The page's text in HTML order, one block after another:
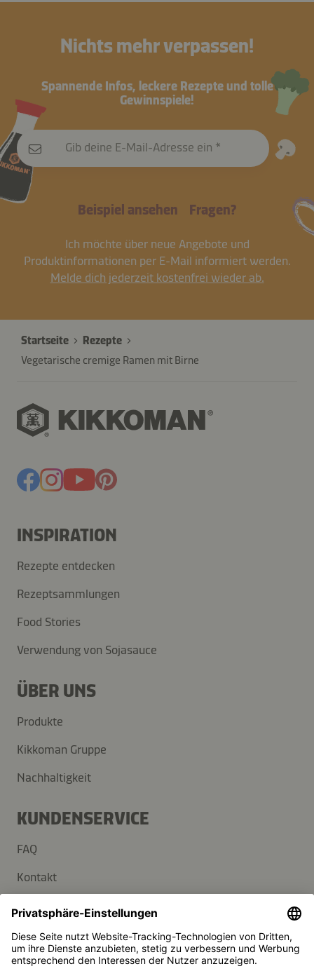
Nichts mehr verpassen!
Spannende Infos, leckere Rezepte und tolle
Gewinnspiele!
Gib deine E-Mail-Adresse ein
Beispiel ansehen Fragen?
Ich möchte über neue Angebote und
Produktinformationen per E-Mail informiert werden.
Melde dich jederzeit kostenfrei wieder ab.
Startseite
Rezepte
Vegetarische cremige Ramen mit Birne
INSPIRATION
Rezepte entdecken
Rezeptsammlungen
Food Stories
Verwendung von Sojasauce
ÜBER UNS
Produkte
Kikkoman Gruppe
Nachhaltigkeit
KUNDENSERVICE
FAQ
Kontakt
Newsletter
Presse